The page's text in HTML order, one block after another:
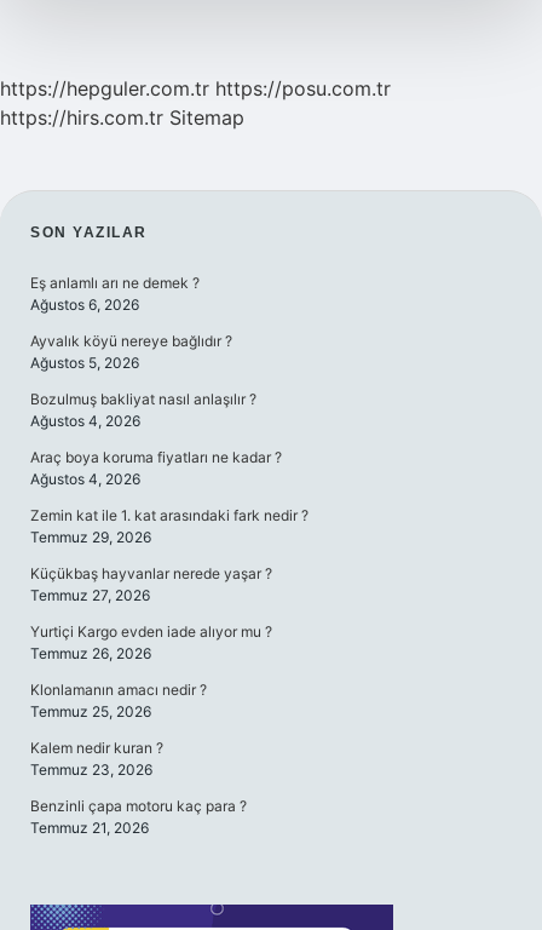
https://hepguler.com.tr https://posu.com.tr
https://hirs.com.tr Sitemap
SIDEBAR
SON YAZILAR
Eş anlamlı arı ne demek ?
Ağustos 6, 2026
Ayvalık köyü nereye bağlıdır ?
Ağustos 5, 2026
Bozulmuş bakliyat nasıl anlaşılır ?
Ağustos 4, 2026
Araç boya koruma fiyatları ne kadar ?
Ağustos 4, 2026
Zemin kat ile 1. kat arasındaki fark nedir ?
Temmuz 29, 2026
Küçükbaş hayvanlar nerede yaşar ?
Temmuz 27, 2026
Yurtiçi Kargo evden iade alıyor mu ?
Temmuz 26, 2026
Klonlamanın amacı nedir ?
Temmuz 25, 2026
Kalem nedir kuran ?
Temmuz 23, 2026
Benzinli çapa motoru kaç para ?
Temmuz 21, 2026